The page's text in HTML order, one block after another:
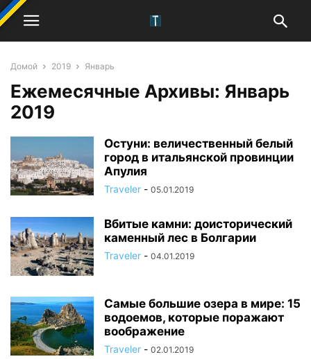
Домой 2019 Январь
Ежемесячные Архивы: Январь
2019
Остуни: величественный белый
город в итальянской провинции
Апулия
Traveler - 05.01.2019
Вбитые камни: доисторический
каменный лес в Болгарии
Traveler - 04.01.2019
Самые большие озера в мире: 15
водоемов, которые поражают
воображение
Traveler - 02.01.2019